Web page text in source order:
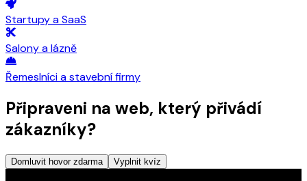
Startupy a SaaS
Salony a lázně
Řemeslníci a stavební firmy
Připraveni na web, který přivádí
zákazníky?
Domluvit hovor zdarma Vyplnit kvíz